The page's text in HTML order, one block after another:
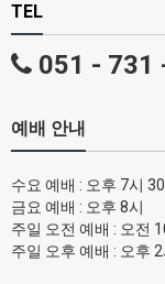
TEL
051 - 731
예배 안내
수요 예배 : 오후 7시
금요 예배 : 오후 8시
주일 오전 예배 : 오전
주일 오후 예배 : 오후